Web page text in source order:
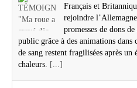
Français et
rejoindre
promesses de dons
public grâce à des animations dans
de sang restent fragilisées après un
chaleurs. [...]